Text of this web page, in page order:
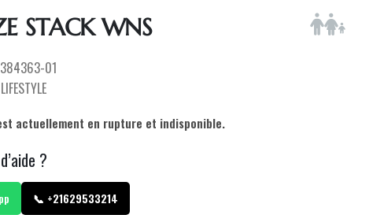
STACK WNS
384363-01
LIFESTYLE
actuellement en rupture et indisponible.
?
📞 +21629533214